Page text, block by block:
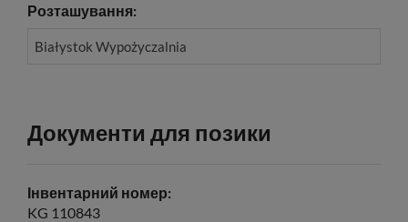
Розташування:
Białystok Wypożyczalnia
Документи для позики
Інвентарний номер:
KG 110843